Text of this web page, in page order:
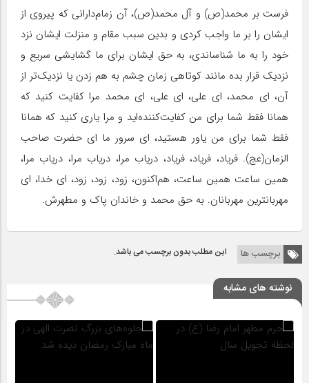
فرست بر محمد(ص) و آل محمد(ص)، آن زمام‌دارانی که پیروی از
ایشان را بر ما واجب کردی و بدین سبب مقام و منزلت ایشان نزد
خود را به ما شناساندی، به حق ایشان برای ما گشایشی سریع و
نزدیک قرار بده مانند کوتاهی زمان چشم به هم زدن یا نزدیک‌تر از
آن، ای محمد، ای علی، ای علی، ای محمد مرا کفایت کنید که
همانا فقط شما برای من کفایت‌کننده‌اید و مرا یاری کنید که همانا
فقط شما برای من یاور هستید، ای سرور ما ای حضرت صاحب
الزمان(عج). فریاد، فریاد، فریاد، دریاب مرا، دریاب مرا، دریاب مرا،
همین ساعت همین ساعت، هم‌اکنون، زود، زود، زود، ای خدا، ای
مهربانترین مهربانان. به حق محمد و خاندان پاک و مطهرش.
برچسب ها این مطلب بدون برچسب می باشد.
نوشته های مشابه